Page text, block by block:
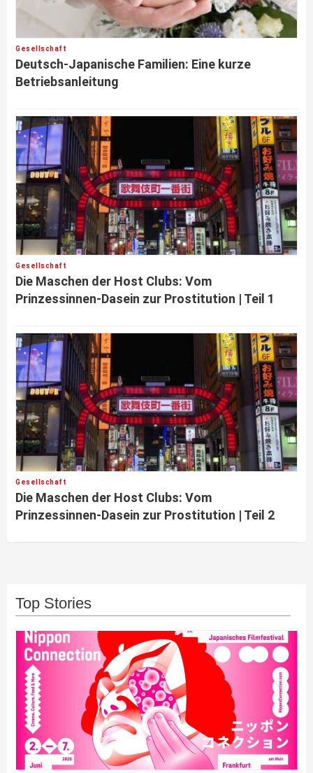
Gesellschaft
Deutsch-Japanische Familien: Eine kurze
Betriebsanleitung
Gesellschaft
Die Maschen der Host Clubs: Vom
Prinzessinnen-Dasein zur Prostitution | Teil 1
Gesellschaft
Die Maschen der Host Clubs: Vom
Prinzessinnen-Dasein zur Prostitution | Teil 2
Top Stories